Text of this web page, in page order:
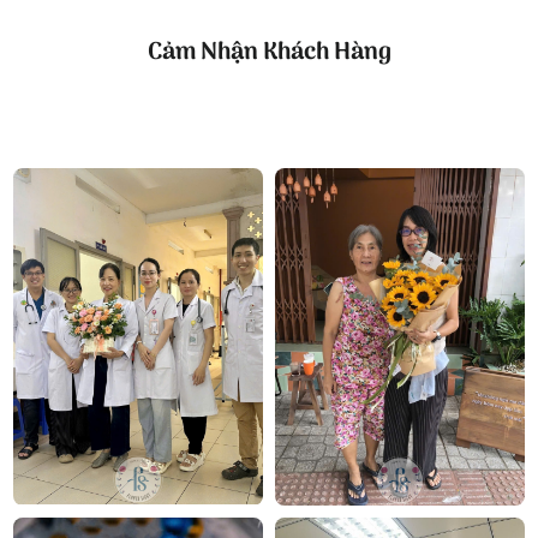
cảm, không quá lạnh cũng không quá chói. Khi kết
hợp cùng sen đá và lá xanh phụ, chậu hoa trở nên
Các phụ kiện đỏ treo nhẹ ở phần trước giúp tổng thể
có thêm điểm nhấn Á Đông. Màu đỏ tượng trưng
cho niềm vui, tài lộc và sự hanh thông. Tuy nhiên,
chúng được sử dụng vừa phải nên không làm chậu
hoa trở nên nặng nề, mà chỉ đóng vai trò như
những nét chấm phá duyên dáng.
Prosper Garden – Mẫu lan hồ điệp dành cho không gian
sang trọng
Prosper Garden phù hợp với những ai yêu thích một
chậu lan hồ điệp có kích thước nổi bật, bố cục công
phu và giàu tính trang trí. Khi đặt trong sảnh nhà,
Cảm Nhận Khách Hàng